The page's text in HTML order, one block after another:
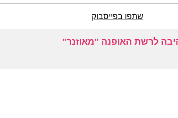
שתפו בפייסבוק
לרשת האופנה "מאוזנר"